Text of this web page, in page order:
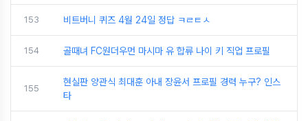
153 비트버니 퀴즈 4월 24일 정답 ㅋㄹㅌㅅ
154 골때녀 FC원더우먼 마시마 유 합류 나이 키 직업 프로필
155
현실판 양관식 최대훈 아내 장윤서 프로필 경력 누구? 인스
타